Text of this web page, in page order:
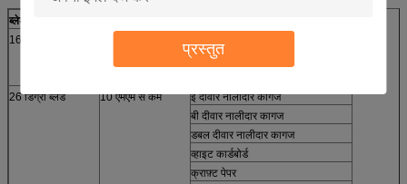
प्रस्तुत
ब्लेड
16 डिग्री ब्लेड
ट्रिपल वॉल नालीदार कागज
26 डिग्री ब्लेड
10 एमएम से कम
ई दीवार नालीदार कागज
बी दीवार नालीदार कागज
डबल दीवार नालीदार कागज
व्हाइट कार्डबोर्ड
क्राफ़्ट पेपर